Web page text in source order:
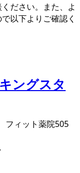
ださい。また、よ
以下よりご確認く
フィット薬院505